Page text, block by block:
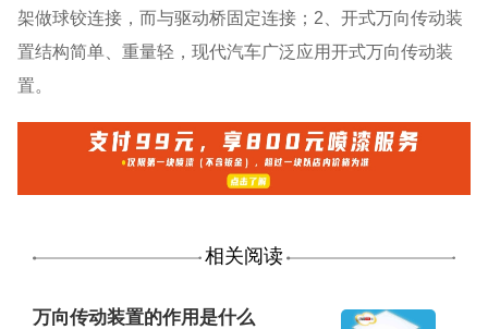
架做球铰连接，而与驱动桥固定连接；2、开式万向传动装
置结构简单、重量轻，现代汽车广泛应用开式万向传动装
置。
相关阅读
万向传动装置的作用是什么